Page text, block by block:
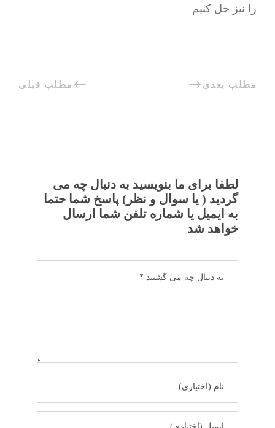
را نیز حل کنیم
مطلب قبلی مطلب بعدی
لطفا برای ما بنویسید به دنبال چه می
گردید ( یا سوال و نظر) پاسخ شما حتما
به ایمیل یا شماره تلفن شما ارسال
خواهد شد